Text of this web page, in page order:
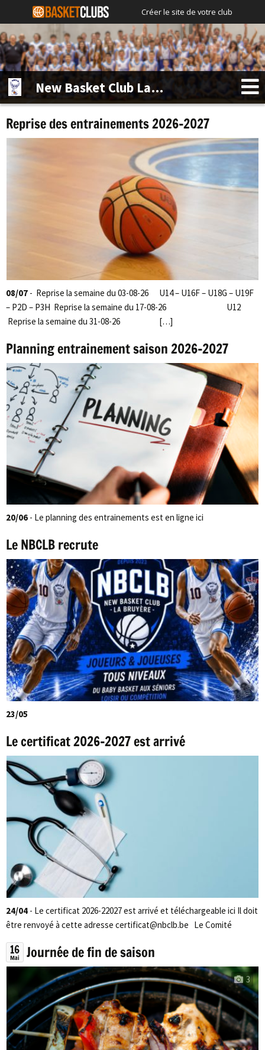
Créer le site de votre club
New Basket Club La Bruyère
Reprise des entrainements 2026-2027
08/07 - Reprise la semaine du 03-08-26 U14 – U16F – U18G – U19F
– P2D – P3H Reprise la semaine du 17-08-26 U12
Reprise la semaine du 31-08-26 […]
Planning entrainement saison 2026-2027
20/06 - Le planning des entrainements est en ligne ici
Le NBCLB recrute
23/05
Le certificat 2026-2027 est arrivé
24/04 - Le certificat 2026-22027 est arrivé et téléchargeable ici Il doit
être renvoyé à cette adresse certificat@nbclb.be Le Comité
16
Mai Journée de fin de saison
3